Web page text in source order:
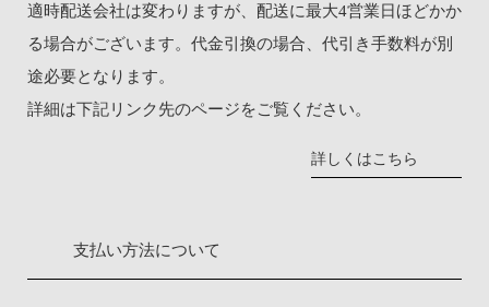
適時配送会社は変わりますが、配送に最大4営業日ほどかか
る場合がございます。代金引換の場合、代引き手数料が別
途必要となります。
詳細は下記リンク先のページをご覧ください。
詳しくはこちら
支払い方法について